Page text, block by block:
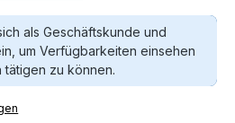
als Geschäftskunde und
um Verfügbarkeiten einsehen
tätigen zu können.